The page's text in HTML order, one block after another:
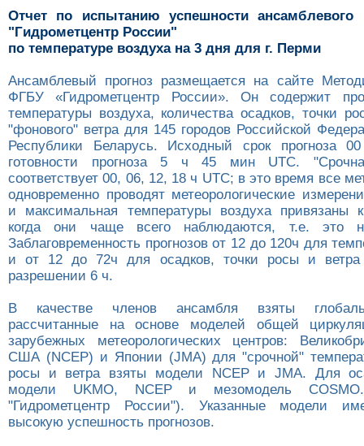
Отчет по испытанию успешности ансамблевого
"Гидрометцентр России"
по температуре воздуха на 3 дня для г. Перми
Ансамблевый прогноз размещается на сайте
ФГБУ «Гидрометцентр России». Он содержит
температуры воздуха, количества осадков, точки
"фонового" ветра для 145 городов Российской
Республики Беларусь. Исходный срок прогноза
готовности прогноза 5 ч 45 мин UTC.
соответствует 00, 06, 12, 18 ч UTC; в это время все
одновременно проводят метеорологические
и максимальная температуры воздуха привязаны
когда они чаще всего наблюдаются, т.е. это
Заблаговременность прогнозов от 12 до 120ч для
и от 12 до 72ч для осадков, точки росы и ветра
разрешении 6 ч.
В качестве членов ансамбля взяты
рассчитанные на основе моделей общей
зарубежных метеорологических центров:
США (NCEP) и Японии (JMA) для "срочной"
росы и ветра взяты модели NCEP и JMA. Для
модели UKMO, NCEP и мезомодель
"Гидрометцентр России"). Указанные модели
высокую успешность прогнозов.